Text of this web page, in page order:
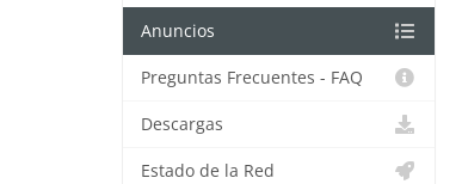
Anuncios
Preguntas Frecuentes - FAQ
Descargas
Estado de la Red